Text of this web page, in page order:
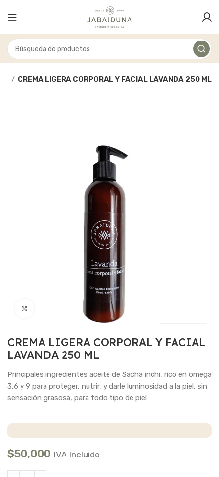
CREMA LIGERA CORPORAL Y FACIAL LAVANDA 250 ML
Haga Click para agrandar
CREMA LIGERA CORPORAL Y FACIAL
LAVANDA 250 ML
Principales ingredientes aceite de Sacha inchi, rico en omega
3,6 y 9 para proteger, nutrir, y darle luminosidad a la piel, sin
sensación grasosa, para todo tipo de piel
$50,000 IVA Incluido